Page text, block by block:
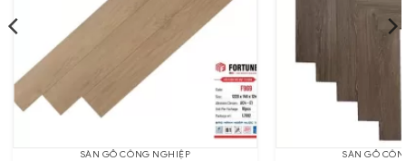
SÀN GỖ CÔNG NGHIỆP SÀN GỖ